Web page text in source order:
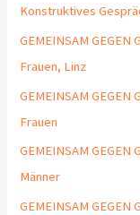
Konstruktives
GEMEINSAM GEGEN
Frauen, Linz
GEMEINSAM GEGEN
Frauen
GEMEINSAM GEGEN
Männer
GEMEINSAM GEGEN